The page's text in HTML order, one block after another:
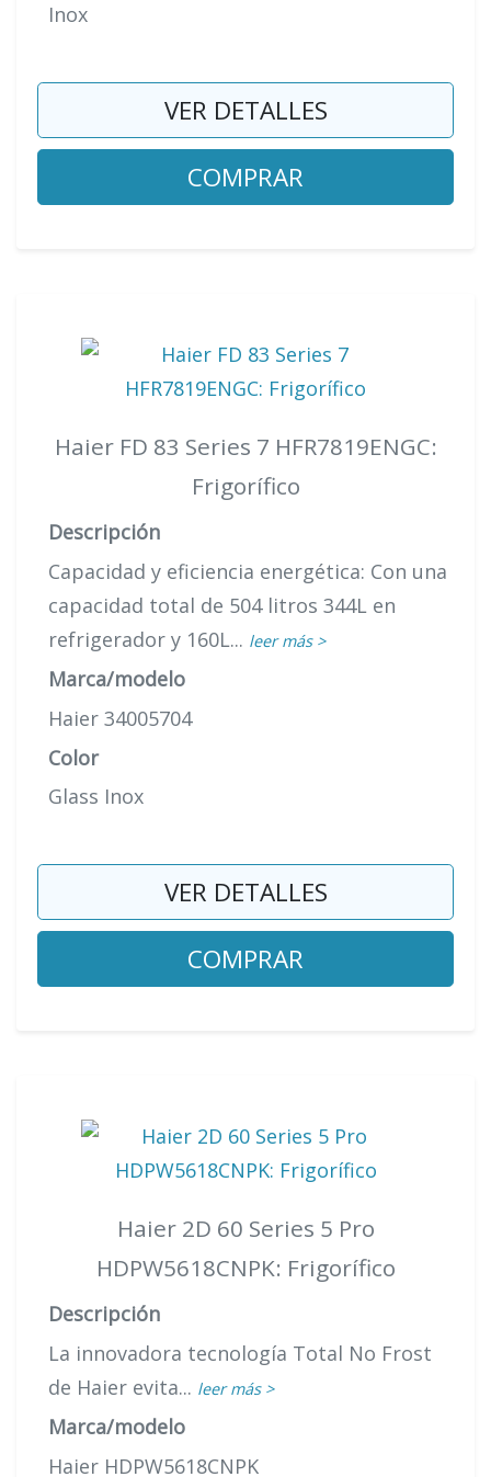
Inox
VER DETALLES
COMPRAR
Haier FD 83 Series 7 HFR7819ENGC:
Frigorífico
Descripción
Capacidad y eficiencia energética: Con una
capacidad total de 504 litros 344L en
refrigerador y 160L... leer más >
Marca/modelo
Haier 34005704
Color
Glass Inox
VER DETALLES
COMPRAR
Haier 2D 60 Series 5 Pro
HDPW5618CNPK: Frigorífico
Descripción
La innovadora tecnología Total No Frost
de Haier evita... leer más >
Marca/modelo
Haier HDPW5618CNPK